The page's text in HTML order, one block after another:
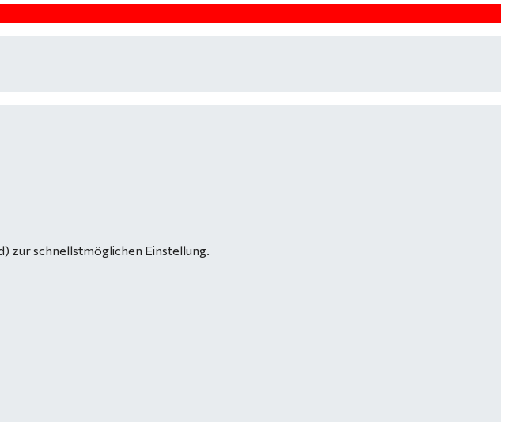
zur schnellstmöglichen Einstellung.